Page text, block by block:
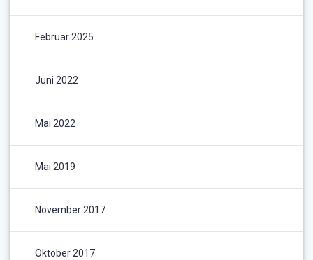
Februar 2025
Juni 2022
Mai 2022
Mai 2019
November 2017
Oktober 2017